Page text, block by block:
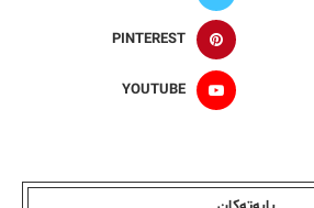
PINTEREST
YOUTUBE